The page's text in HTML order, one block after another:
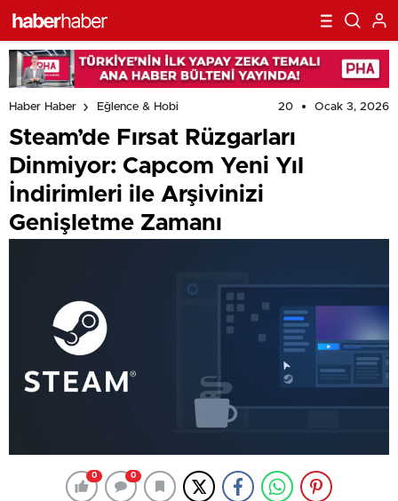
Haber Haber Eğlence & Hobi 20 Ocak 3, 2026
Steam’de Fırsat Rüzgarları
Dinmiyor: Capcom Yeni Yıl
İndirimleri ile Arşivinizi
Genişletme Zamanı
0 0